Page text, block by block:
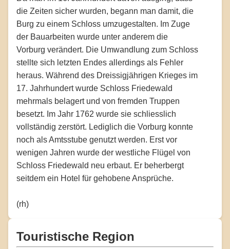
die Zeiten sicher wurden, begann man damit, die
Burg zu einem Schloss umzugestalten. Im Zuge
der Bauarbeiten wurde unter anderem die
Vorburg verändert. Die Umwandlung zum Schloss
stellte sich letzten Endes allerdings als Fehler
heraus. Während des Dreissigjährigen Krieges im
17. Jahrhundert wurde Schloss Friedewald
mehrmals belagert und von fremden Truppen
besetzt. Im Jahr 1762 wurde sie schliesslich
vollständig zerstört. Lediglich die Vorburg konnte
noch als Amtsstube genutzt werden. Erst vor
wenigen Jahren wurde der westliche Flügel von
Schloss Friedewald neu erbaut. Er beherbergt
seitdem ein Hotel für gehobene Ansprüche.
(rh)
Touristische Region